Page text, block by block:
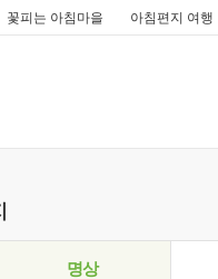
꽃피는 아침마을 아침편지 여행
명상